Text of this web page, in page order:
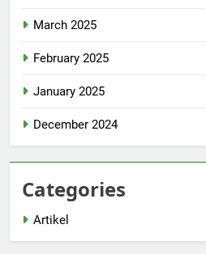
March 2025
February 2025
January 2025
December 2024
Categories
Artikel